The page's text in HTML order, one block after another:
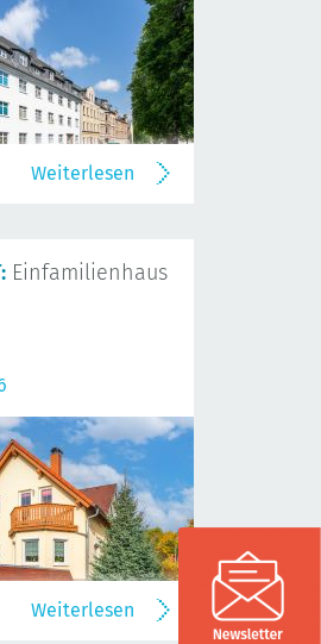
Weiterlesen
Einfamilienhaus
Weiterlesen